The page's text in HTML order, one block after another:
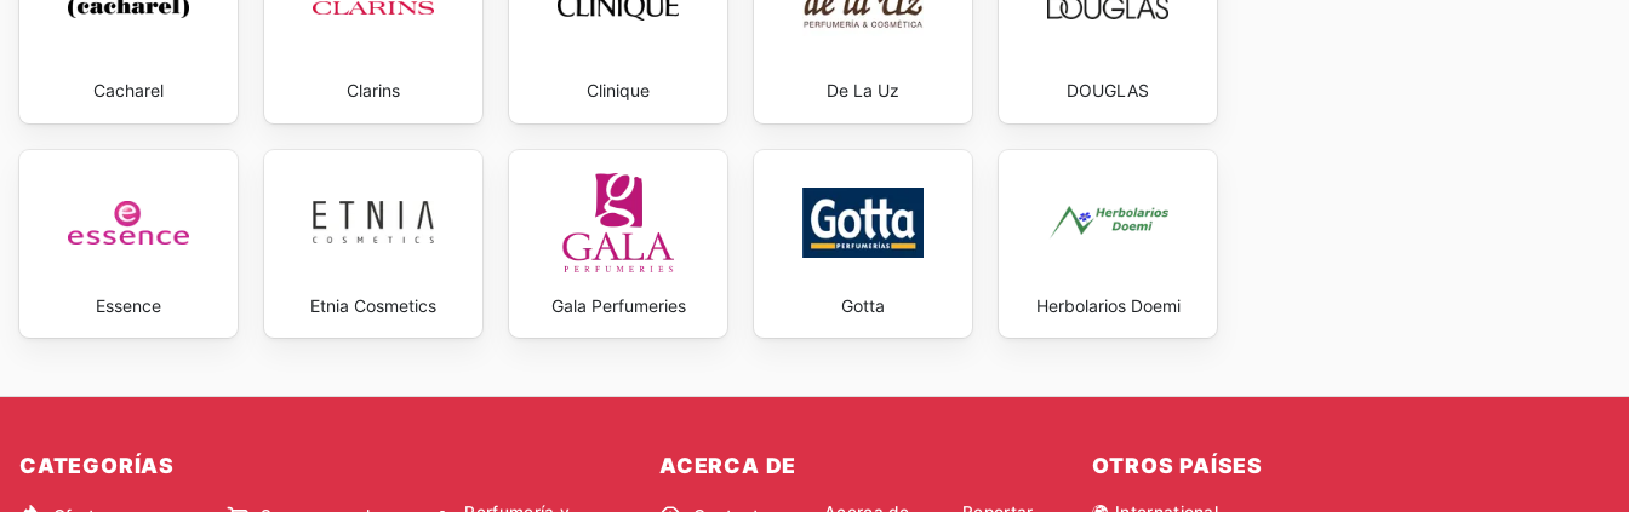
Cacharel Clarins Clinique De La Uz DOUGLAS
Essence Etnia Cosmetics Gala Perfumeries Gotta Herbolarios Doemi
CATEGORÍAS ACERCA DE OTROS PAÍSES